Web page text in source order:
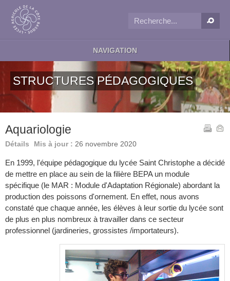
NAVIGATION
STRUCTURES PÉDAGOGIQUES
Aquariologie
Détails Mis à jour : 26 novembre 2020
En 1999, l'équipe pédagogique du lycée Saint Christophe a décidé
de mettre en place au sein de la filière BEPA un module
spécifique (le MAR : Module d'Adaptation Régionale) abordant la
production des poissons d'ornement. En effet, nous avons
constaté que chaque année, les élèves à leur sortie du lycée sont
de plus en plus nombreux à travailler dans ce secteur
professionnel (jardineries, grossistes /importateurs).